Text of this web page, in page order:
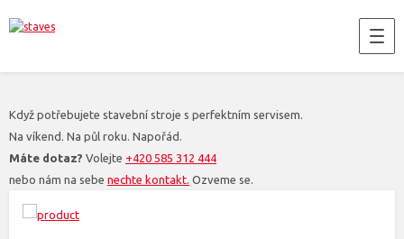
Když potřebujete stavební stroje s perfektním servisem.
Na víkend. Na půl roku. Napořád.
Máte dotaz? Volejte +420 585 312 444
nebo nám na sebe nechte kontakt. Ozveme se.